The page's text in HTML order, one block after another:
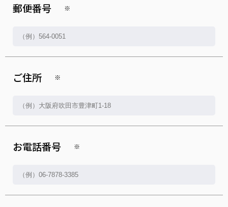
郵便番号 ※
ご住所 ※
お電話番号 ※